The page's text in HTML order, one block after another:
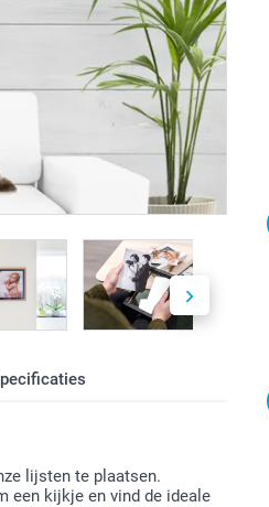
lijsten te plaatsen.
een kijkje en vind de ideale